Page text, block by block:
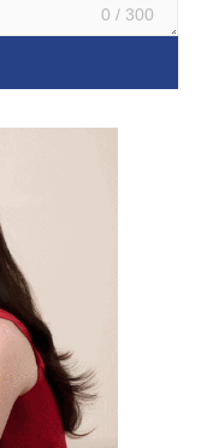
0 / 300